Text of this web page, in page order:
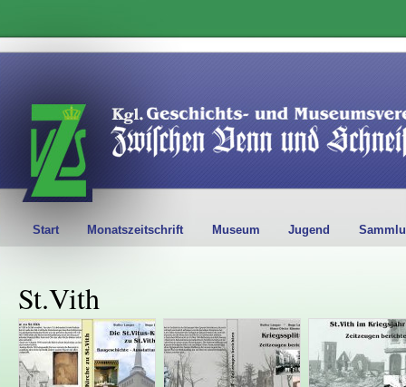
Start Monatszeitschrift Museum Jugend
St.Vith